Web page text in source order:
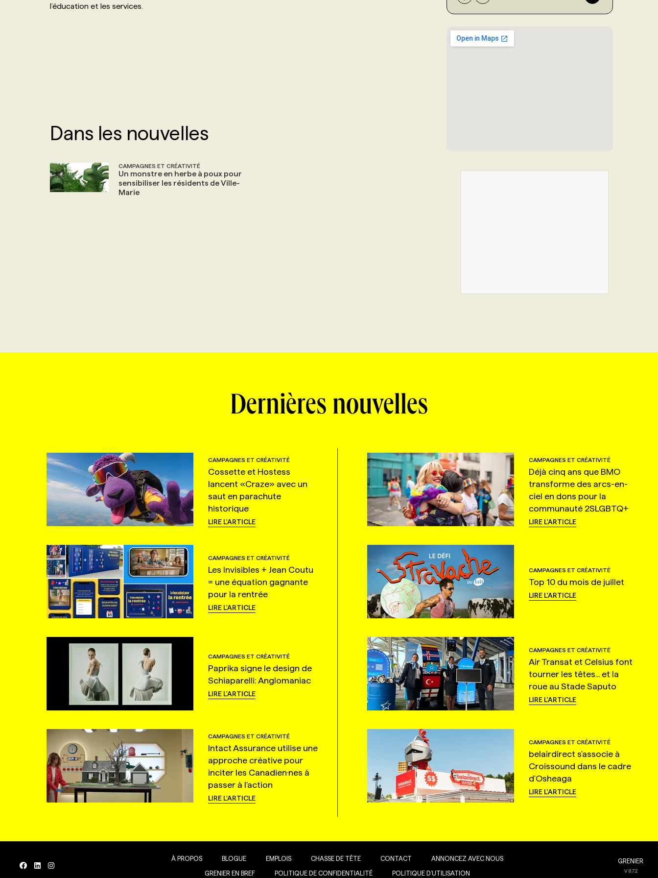
l’éducation et les services.
Dans les nouvelles
CAMPAGNES ET CRÉATIVITÉ
Un monstre en herbe à poux pour
sensibiliser les résidents de Ville-
Marie
Dernières nouvelles
CAMPAGNES ET CRÉATIVITÉ
Cossette et Hostess
lancent «Craze» avec un
saut en parachute
historique
LIRE L'ARTICLE
CAMPAGNES ET CRÉATIVITÉ
Déjà cinq ans que BMO
transforme des arcs-en-
ciel en dons pour la
communauté 2SLGBTQ+
LIRE L'ARTICLE
CAMPAGNES ET CRÉATIVITÉ
Les Invisibles + Jean Coutu
= une équation gagnante
pour la rentrée
LIRE L'ARTICLE
CAMPAGNES ET CRÉATIVITÉ
Top 10 du mois de juillet
LIRE L'ARTICLE
CAMPAGNES ET CRÉATIVITÉ
Paprika signe le design de
Schiaparelli: Anglomaniac
LIRE L'ARTICLE
CAMPAGNES ET CRÉATIVITÉ
Air Transat et Celsius font
tourner les têtes... et la
roue au Stade Saputo
LIRE L'ARTICLE
CAMPAGNES ET CRÉATIVITÉ
Intact Assurance utilise une
approche créative pour
inciter les Canadien·nes à
passer à l'action
LIRE L'ARTICLE
CAMPAGNES ET CRÉATIVITÉ
belairdirect s'associe à
Croissound dans le cadre
d'Osheaga
LIRE L'ARTICLE
À PROPOS BLOGUE EMPLOIS CHASSE DE TÊTE CONTACT ANNONCEZ AVEC NOUS
GRENIER EN BREF POLITIQUE DE CONFIDENTIALITÉ POLITIQUE D’UTILISATION
GRENIER
V8.7.2